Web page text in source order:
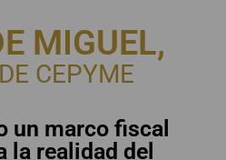
MIGUEL,
CEPYME
un marco fiscal
la realidad del